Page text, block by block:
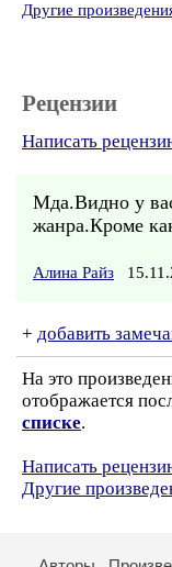
Другие
Рецензии
Написать
Мда.Видно у
жанра.Кроме
Алина Райз
+ добавить
На это
отображается
списке.
Написать
Другие